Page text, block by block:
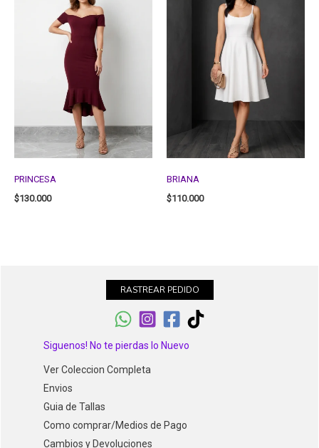
PRINCESA
$130.000
BRIANA
$110.000
RASTREAR PEDIDO
Siguenos! No te pierdas lo Nuevo
Ver Coleccion Completa
Envios
Guia de Tallas
Como comprar/Medios de Pago
Cambios y Devoluciones